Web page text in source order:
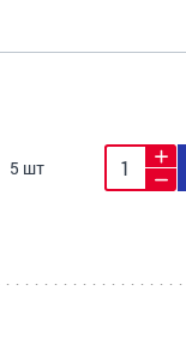
5 шт